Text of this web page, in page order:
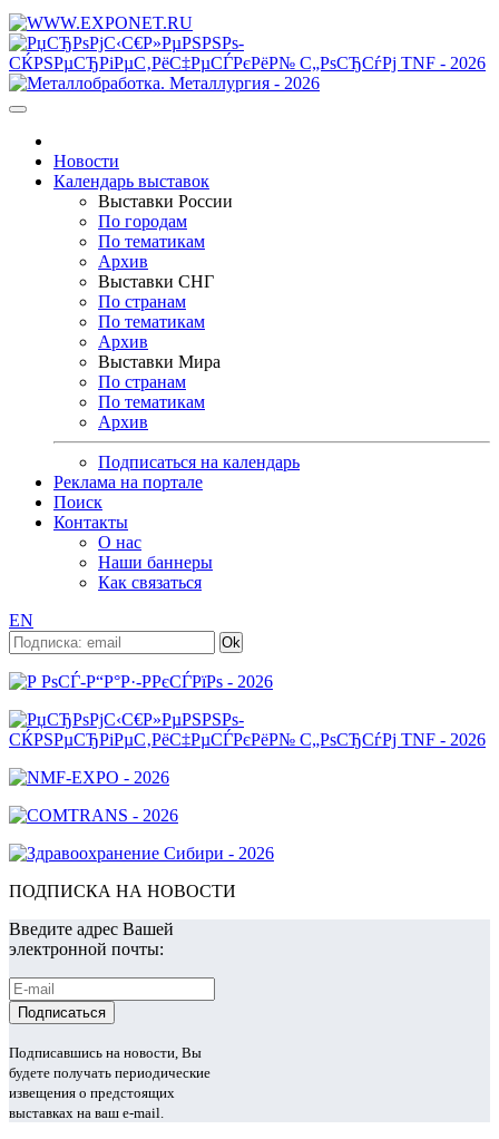
Новости
Календарь выставок
Выставки России
По городам
По тематикам
Архив
Выставки СНГ
По странам
По тематикам
Архив
Выставки Мира
По странам
По тематикам
Архив
Подписаться на календарь
Реклама на портале
Поиск
Контакты
О нас
Наши баннеры
Как связаться
EN
ПОДПИСКА НА НОВОСТИ
Введите адрес Вашей
электронной почты:
Подписавшись на новости, Вы
будете получать периодические
извещения о предстоящих
выставках на ваш e-mail.